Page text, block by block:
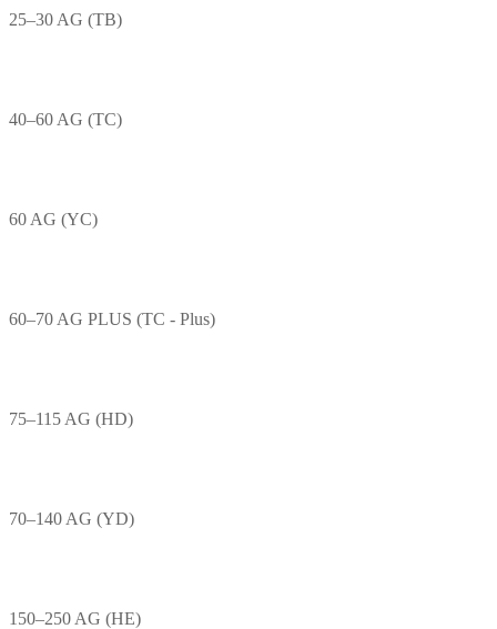
25–30 AG (TB)
40–60 AG (TC)
60 AG (YC)
60–70 AG PLUS (TC - Plus)
75–115 AG (HD)
70–140 AG (YD)
150–250 AG (HE)